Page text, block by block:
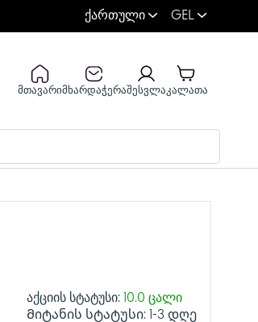
ქართული GEL
მთავარიმხარდაჭერაშესვლაკალათა
აქციის სტატუსი: 10.0 ცალი
Მიტანის სტატუსი: 1-3 დღე